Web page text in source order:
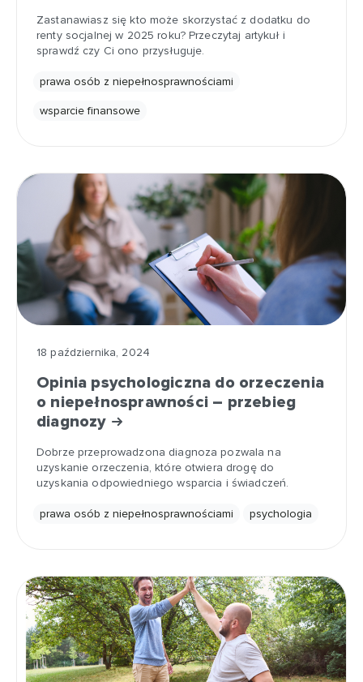
Zastanawiasz się kto może skorzystać z dodatku do
renty socjalnej w 2025 roku? Przeczytaj artykuł i
sprawdź czy Ci ono przysługuje.
prawa osób z niepełnosprawnościami
wsparcie finansowe
18 października, 2024
Opinia psychologiczna do orzeczenia
o niepełnosprawności – przebieg
diagnozy
Dobrze przeprowadzona diagnoza pozwala na
uzyskanie orzeczenia, które otwiera drogę do
uzyskania odpowiedniego wsparcia i świadczeń.
prawa osób z niepełnosprawnościami psychologia